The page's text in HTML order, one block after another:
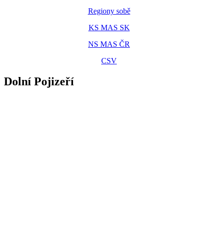
Regiony sobě
KS MAS SK
NS MAS ČR
CSV
Dolní Pojizeří